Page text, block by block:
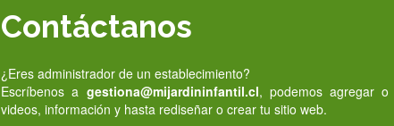
Contáctanos
¿Eres administrador de un establecimiento?
Escríbenos a gestiona@mijardininfantil.cl, podemos agregar o
videos, información y hasta rediseñar o crear tu sitio web.